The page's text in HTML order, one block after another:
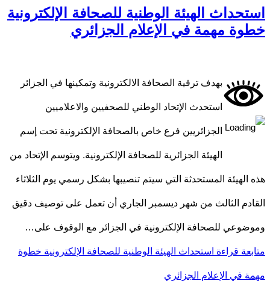
استحداث الهيئة الوطنية للصحافة الإلكترونية
خطوة مهمة في الإعلام الجزائري
بهدف ترقية الصحافة الالكترونية وتمكينها في الجزائر
استحدث الإتحاد الوطني للصحفيين والاعلاميين
الجزائريين فرع خاص بالصحافة الإلكترونية تحت إسم
الهيئة الجزائرية للصحافة الإلكترونية. ويتوسم الإتحاد من
هذه الهيئة المستحدثة التي سيتم تنصيبها بشكل رسمي يوم الثلاثاء
القادم الثالث من شهر ديسمبر الجاري أن تعمل على توصيف دقيق
وموضوعي للصحافة الإلكترونية في الجزائر مع الوقوف على…
متابعة قراءة استحداث الهيئة الوطنية للصحافة الإلكترونية خطوة
مهمة في الإعلام الجزائري